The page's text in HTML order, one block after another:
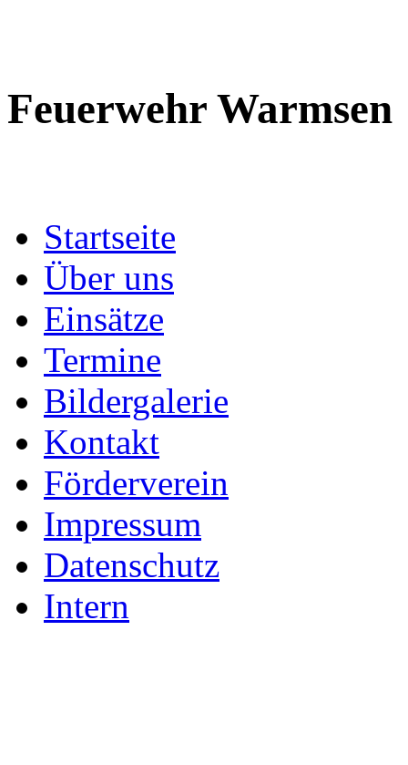
Feuerwehr Warmsen
Startseite
Über uns
Einsätze
Termine
Bildergalerie
Kontakt
Förderverein
Impressum
Datenschutz
Intern